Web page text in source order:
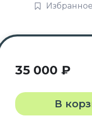
Избранное
35 000 ₽
В